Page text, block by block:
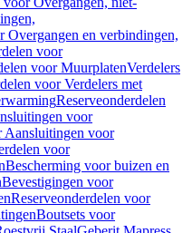
Overgangen en verbindingen,
voor
voor MuurplatenVerdelers
voor Verdelers met
Reserveonderdelen
voor
Aansluitingen voor
voor
Bescherming voor buizen en
Bevestigingen voor
Reserveonderdelen voor
Boutsets voor